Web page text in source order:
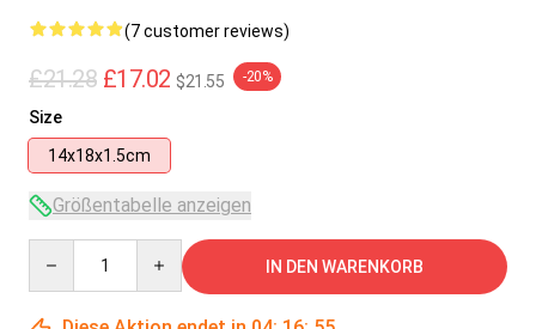
(7 customer reviews)
£21.28 £17.02 $21.55 -20%
Size
14x18x1.5cm
Größentabelle anzeigen
IN DEN WARENKORB